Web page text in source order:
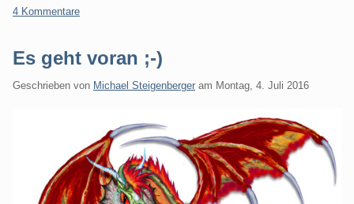
4 Kommentare
Es geht voran ;-)
Geschrieben von Michael Steigenberger am Montag, 4. Juli 2016